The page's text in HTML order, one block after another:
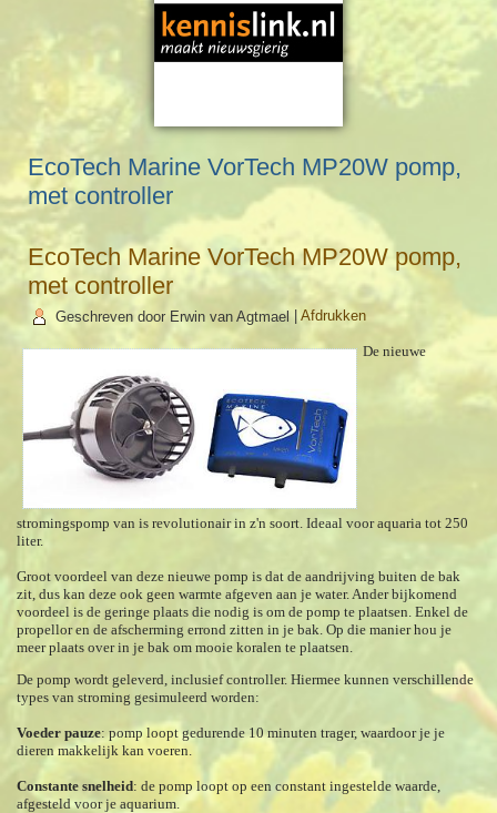
EcoTech Marine VorTech MP20W pomp,
met controller
EcoTech Marine VorTech MP20W pomp,
met controller
Geschreven door Erwin van Agtmael |Afdrukken
De nieuwe
stromingspomp van is revolutionair in z'n soort. Ideaal voor aquaria tot 250
liter.
Groot voordeel van deze nieuwe pomp is dat de aandrijving buiten de bak
zit, dus kan deze ook geen warmte afgeven aan je water. Ander bijkomend
voordeel is de geringe plaats die nodig is om de pomp te plaatsen. Enkel de
propellor en de afscherming errond zitten in je bak. Op die manier hou je
meer plaats over in je bak om mooie koralen te plaatsen.
De pomp wordt geleverd, inclusief controller. Hiermee kunnen verschillende
types van stroming gesimuleerd worden:
Voeder pauze: pomp loopt gedurende 10 minuten trager, waardoor je je
dieren makkelijk kan voeren.
Constante snelheid: de pomp loopt op een constant ingestelde waarde,
afgesteld voor je aquarium.